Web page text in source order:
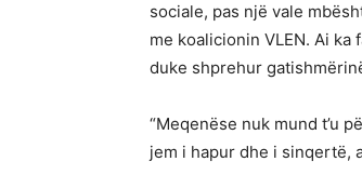
sociale, pas një vale
me koalicionin VLEN. Ai
duke shprehur
“Meqenëse nuk mund t’u
jem i hapur dhe i sinqertë,